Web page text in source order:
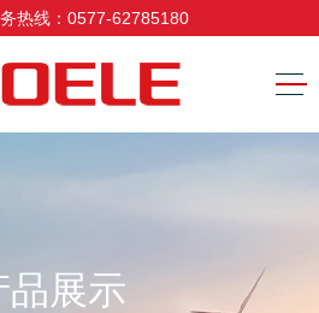
热线：0577-62785180
品展示